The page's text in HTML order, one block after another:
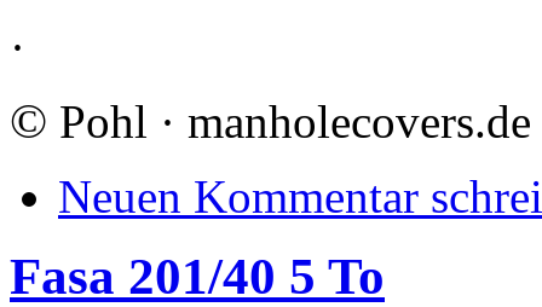
·
© Pohl · manholecovers.de
Neuen Kommentar
Fasa 201/40 5 To